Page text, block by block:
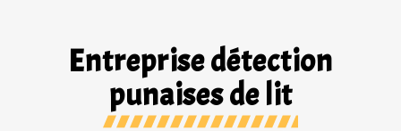
Entreprise détection
punaises de lit